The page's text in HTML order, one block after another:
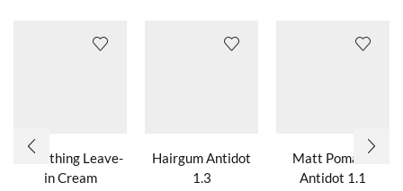
Smoothing Leave-
in Cream
Hairgum Antidot
1.3
Matt Pomade
Antidot 1.1